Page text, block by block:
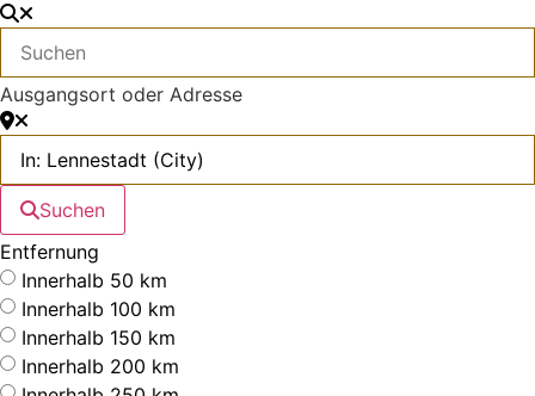
Ausgangsort oder Adresse
Suchen
Entfernung
Innerhalb 50 km
Innerhalb 100 km
Innerhalb 150 km
Innerhalb 200 km